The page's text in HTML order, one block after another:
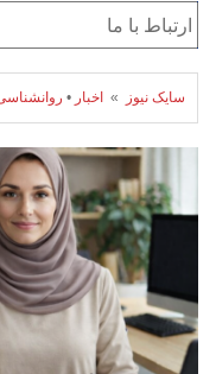
سایک نیوز » اخبار •